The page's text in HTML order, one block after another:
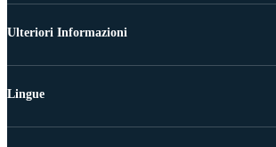
Ulteriori Informazioni
Lingue